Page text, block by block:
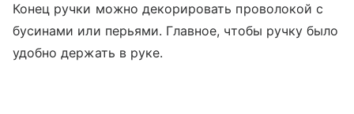
Конец ручки можно декорировать проволокой с
бусинами или перьями. Главное, чтобы ручку было
удобно держать в руке.